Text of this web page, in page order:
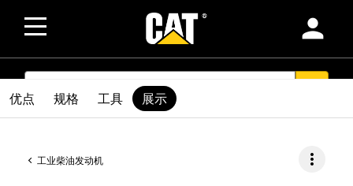
person
SEARCH
工业柴油发动机 more_vert
优点 规格 工具 展示